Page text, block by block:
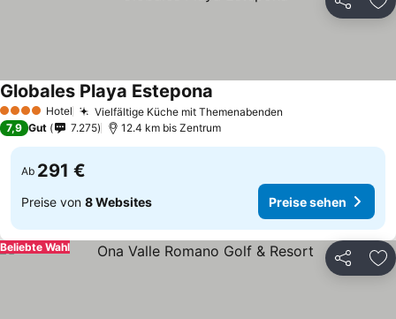
Teilen
4 Sterne Hotel Vielfältige Küche mit Themenabenden
Globales Playa Estepona
7,9 Gut 7.275 12.4 km bis Zentrum
Ab 291 €
Preise von 8 Websites Preise sehen
Teilen
Beliebte Wahl